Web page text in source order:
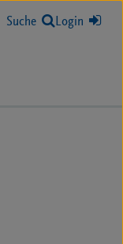
Suche Login